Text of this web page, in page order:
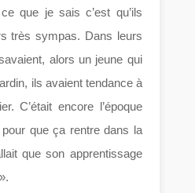
que je sais c’est qu’ils
très sympas. Dans leurs
alors un jeune qui
ils avaient tendance à
C’était encore l’époque
que ça rentre dans la
que son apprentissage